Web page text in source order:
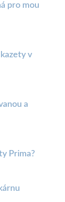
pro mou
v
a
Prima?